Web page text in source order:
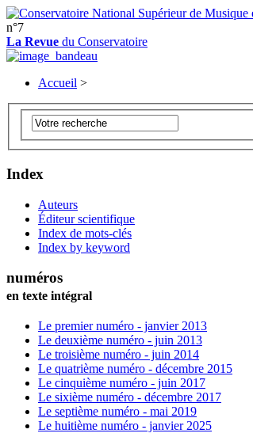
n°7
La Revue du Conservatoire
Accueil >
Index
Auteurs
Éditeur scientifique
Index de mots-clés
Index by keyword
numéros
en texte intégral
Le premier numéro - janvier 2013
Le deuxième numéro - juin 2013
Le troisième numéro - juin 2014
Le quatrième numéro - décembre 2015
Le cinquième numéro - juin 2017
Le sixième numéro - décembre 2017
Le septième numéro - mai 2019
Le huitième numéro - janvier 2025